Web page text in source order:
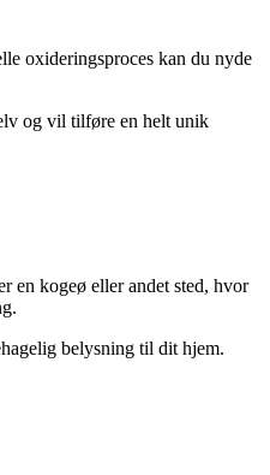
oxideringsproces kan du nyde
og vil tilføre en helt unik
en kogeø eller andet sted, hvor
belysning til dit hjem.